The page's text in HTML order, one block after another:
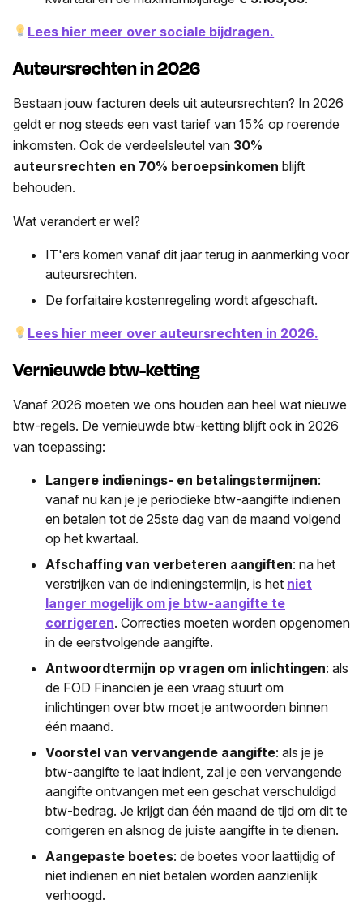
Lees hier meer over sociale bijdragen.
Auteursrechten in 2026
Bestaan jouw facturen deels uit auteursrechten? In 2026
geldt er nog steeds een vast tarief van 15% op roerende
inkomsten. Ook de verdeelsleutel van 30%
auteursrechten en 70% beroepsinkomen blijft
behouden.
Wat verandert er wel?
IT'ers komen vanaf dit jaar terug in aanmerking voor
auteursrechten.
De forfaitaire kostenregeling wordt afgeschaft.
Lees hier meer over auteursrechten in 2026.
Vernieuwde btw-ketting
Vanaf 2026 moeten we ons houden aan heel wat nieuwe
btw-regels. De vernieuwde btw-ketting blijft ook in 2026
van toepassing:
Langere indienings- en betalingstermijnen:
vanaf nu kan je je periodieke btw-aangifte indienen
en betalen tot de 25ste dag van de maand volgend
op het kwartaal.
Afschaffing van verbeteren aangiften: na het
verstrijken van de indieningstermijn, is het niet
langer mogelijk om je btw-aangifte te
corrigeren. Correcties moeten worden opgenomen
in de eerstvolgende aangifte.
Antwoordtermijn op vragen om inlichtingen: als
de FOD Financiën je een vraag stuurt om
inlichtingen over btw moet je antwoorden binnen
één maand.
Voorstel van vervangende aangifte: als je je
btw-aangifte te laat indient, zal je een vervangende
aangifte ontvangen met een geschat verschuldigd
btw-bedrag. Je krijgt dan één maand de tijd om dit te
corrigeren en alsnog de juiste aangifte in te dienen.
Aangepaste boetes: de boetes voor laattijdig of
niet indienen en niet betalen worden aanzienlijk
verhoogd.